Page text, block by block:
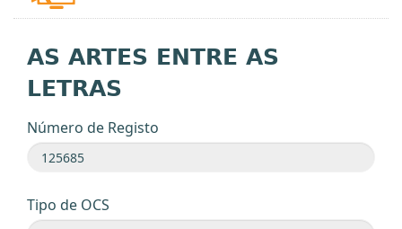
AS ARTES ENTRE AS
LETRAS
Número de Registo
Tipo de OCS